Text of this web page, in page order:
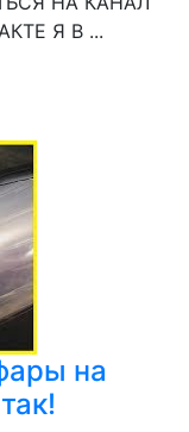
Я В ...
на